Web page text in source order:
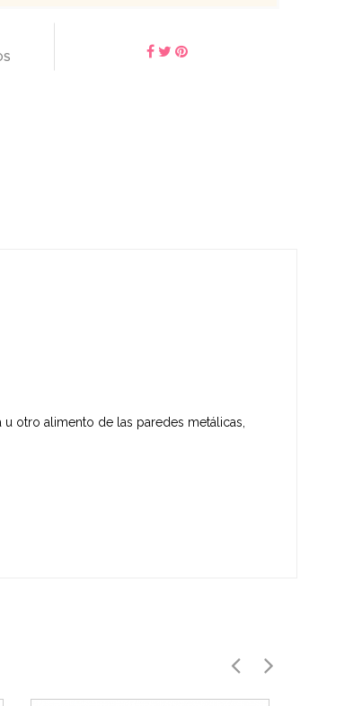
otro alimento de las paredes metálicas,